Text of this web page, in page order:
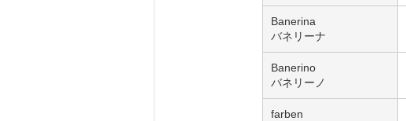
Banerina
バネリーナ
Banerino
バネリーノ
farben